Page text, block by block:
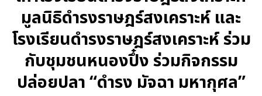
มูลนิธิดำรงราษฎร์สงเคราะห์ และ
โรงเรียนดำรงราษฎร์สงเคราะห์ ร่วม
กับชุมชนหนองปึ๋ง ร่วมกิจกรรม
ปล่อยปลา “ดำรง มัจฉา มหากุศล”